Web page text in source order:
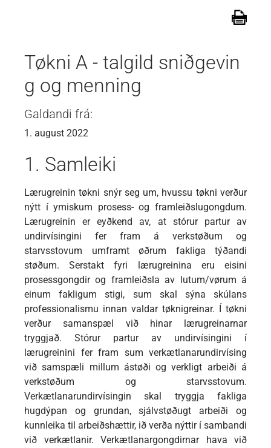
Tøkni A - talgild sniðgevin
g og menning
Galdandi frá:
1. august 2022
1. Samleiki
Lærugreinin tøkni snýr seg um, hvussu tøkni verður
nýtt í ymiskum prosess- og framleiðslugongdum.
Lærugreinin er eyðkend av, at stórur partur av
undirvísingini fer fram á verkstøðum og
starvsstovum umframt øðrum fakliga týðandi
støðum. Serstakt fyri lærugreinina eru eisini
prosessgongdir og framleiðsla av lutum/vørum á
einum fakligum stigi, sum skal sýna skúlans
professionalismu innan valdar tøknigreinar. Í tøkni
verður samanspæl við hinar lærugreinarnar
tryggjað. Stórur partur av undirvísingini í
lærugreinini fer fram sum verkætlanarundirvísing
við samspæli millum ástøði og verkligt arbeiði á
verkstøðum og starvsstovum.
Verkætlanarundirvísingin skal tryggja fakliga
hugdýpan og grundan, sjálvstøðugt arbeiði og
kunnleika til arbeiðshættir, ið verða nýttir í sambandi
við verkætlanir. Verkætlanargongdirnar hava við